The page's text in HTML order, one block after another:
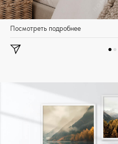
Посмотреть подробнее